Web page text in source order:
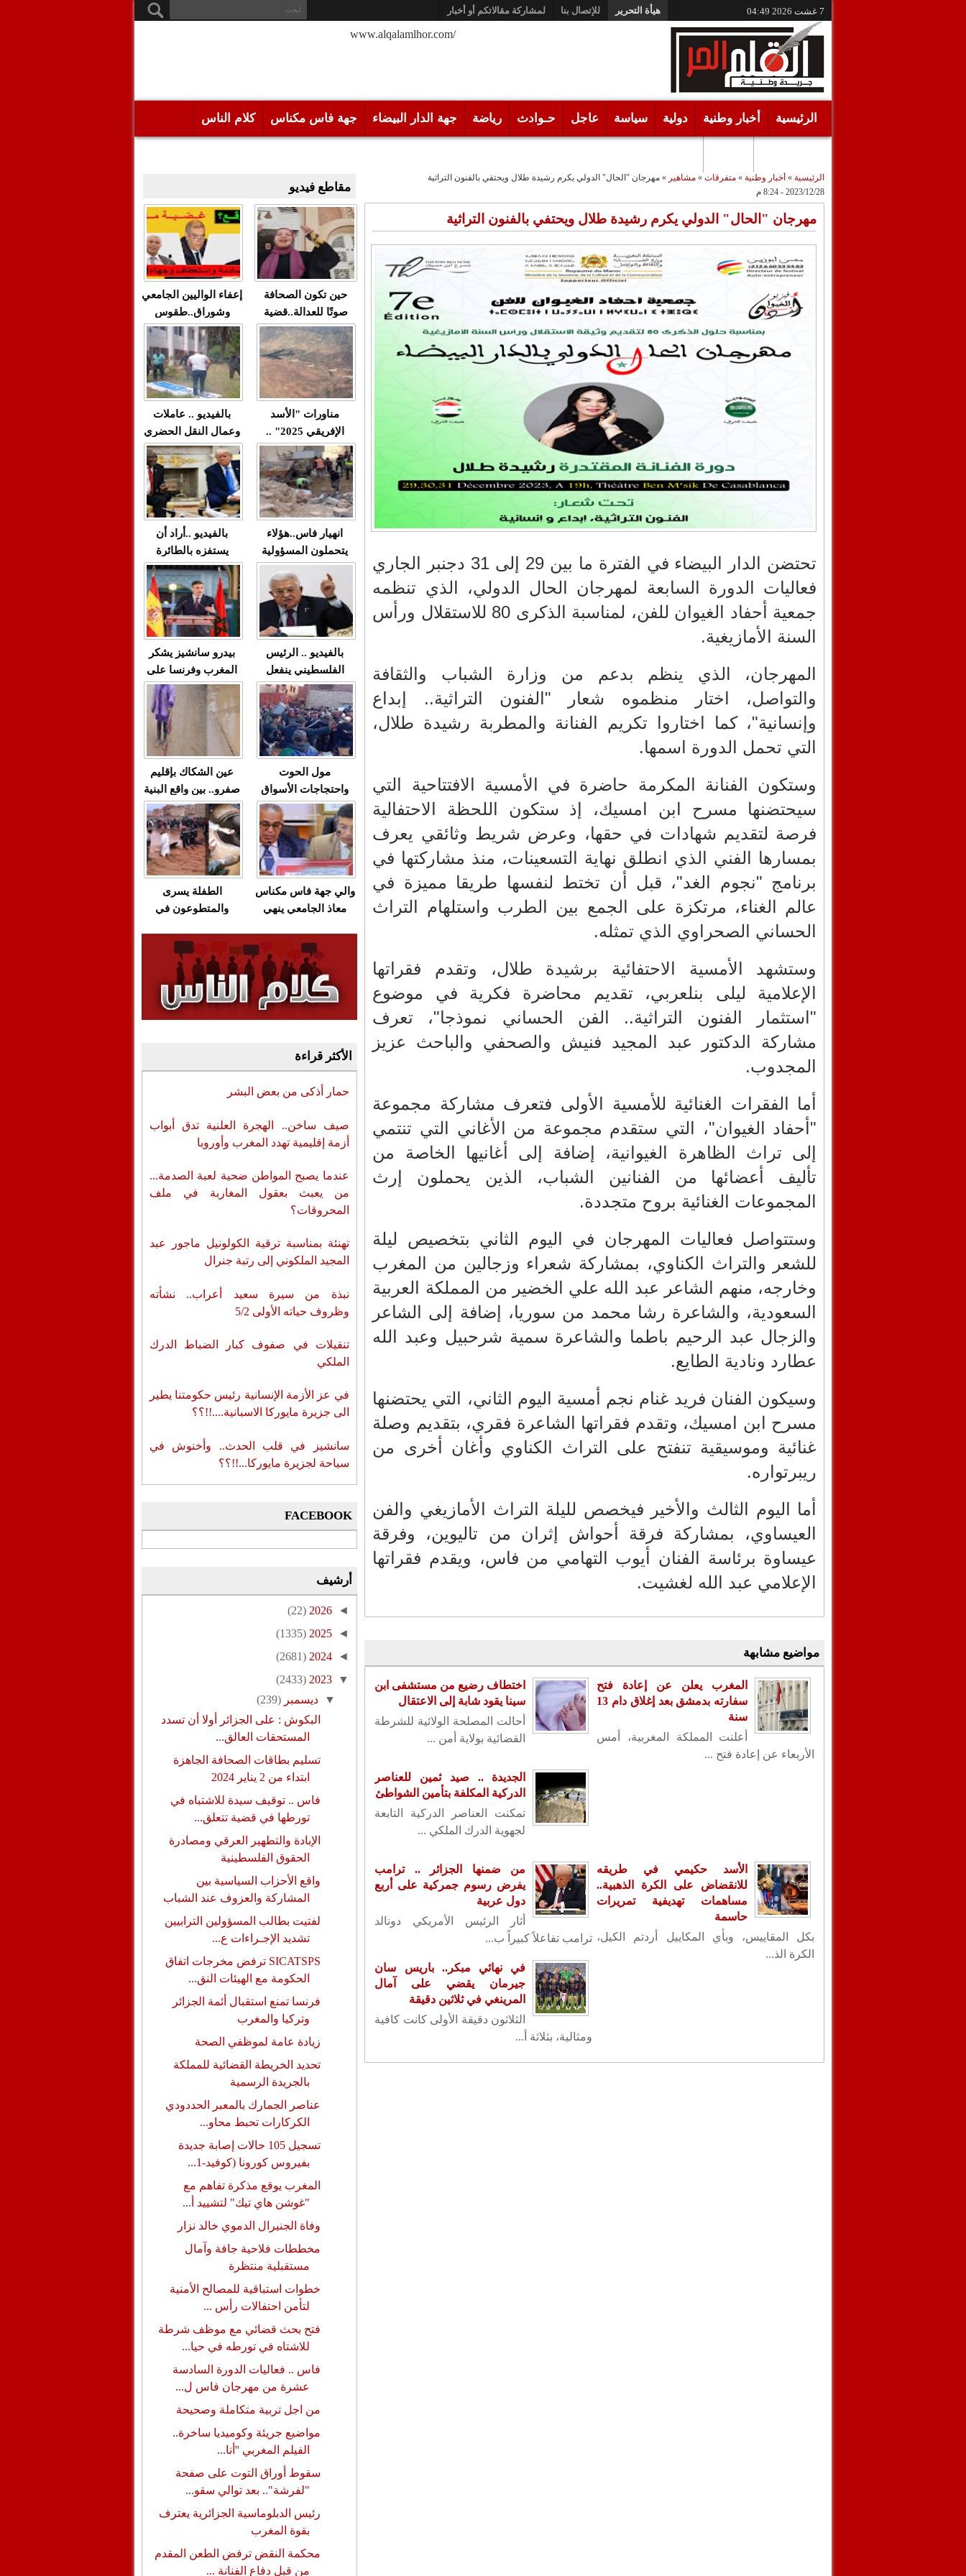
7 غشت 2026 04:49 هيأة التحرير للإتصال بنا لمشاركة مقالاتكم أو أخبار
/www.alqalamlhor.com
الرئيسية أخبار وطنية دولية سياسة عاجل حـوادث رياضة جهة الدار البيضاء جهة فاس مكناس كلام الناس
الرئيسية » أخبار وطنية» متفرقات» مشاهير » مهرجان "الحال" الدولي يكرم رشيدة طلال ويحتفي بالفنون التراثية
2023/12/28 - 8:24 م
مهرجان "الحال" الدولي يكرم رشيدة طلال ويحتفي بالفنون التراثية
تحتضن الدار البيضاء في الفترة ما بين 29 إلى 31 دجنبر الجاري
فعاليات الدورة السابعة لمهرجان الحال الدولي، الذي تنظمه
جمعية أحفاد الغيوان للفن، لمناسبة الذكرى 80 للاستقلال ورأس
السنة الأمازيغية.
المهرجان، الذي ينظم بدعم من وزارة الشباب والثقافة
والتواصل، اختار منظموه شعار "الفنون التراثية.. إبداع
وإنسانية"، كما اختاروا تكريم الفنانة والمطربة رشيدة طلال،
التي تحمل الدورة اسمها.
وستكون الفنانة المكرمة حاضرة في الأمسية الافتتاحية التي
سيحتضنها مسرح ابن امسيك، إذ ستكون اللحظة الاحتفالية
فرصة لتقديم شهادات في حقها، وعرض شريط وثائقي يعرف
بمسارها الفني الذي انطلق نهاية التسعينات، منذ مشاركتها في
برنامج "نجوم الغد"، قبل أن تختط لنفسها طريقا مميزة في
عالم الغناء، مرتكزة على الجمع بين الطرب واستلهام التراث
الحساني الصحراوي الذي تمثله.
وستشهد الأمسية الاحتفائية برشيدة طلال، وتقدم فقراتها
الإعلامية ليلى بنلعربي، تقديم محاضرة فكرية في موضوع
"استثمار الفنون التراثية.. الفن الحساني نموذجا"، تعرف
مشاركة الدكتور عبد المجيد فنيش والصحفي والباحث عزيز
المجدوب.
أما الفقرات الغنائية للأمسية الأولى فتعرف مشاركة مجموعة
"أحفاد الغيوان"، التي ستقدم مجموعة من الأغاني التي تنتمي
إلى تراث الظاهرة الغيوانية، إضافة إلى أغانيها الخاصة من
تأليف أعضائها من الفنانين الشباب، الذين يحملون إرث
المجموعات الغنائية بروح متجددة.
وستتواصل فعاليات المهرجان في اليوم الثاني بتخصيص ليلة
للشعر والتراث الكناوي، بمشاركة شعراء وزجالين من المغرب
وخارجه، منهم الشاعر عبد الله علي الخضير من المملكة العربية
السعودية، والشاعرة رشا محمد من سوريا، إضافة إلى الشاعر
والزجال عبد الرحيم باطما والشاعرة سمية شرحبيل وعبد الله
عطارد ونادية الطايع.
وسيكون الفنان فريد غنام نجم أمسية اليوم الثاني، التي يحتضنها
مسرح ابن امسيك، وتقدم فقراتها الشاعرة فقري، بتقديم وصلة
غنائية وموسيقية تنفتح على التراث الكناوي وأغان أخرى من
ريبرتواره.
أما اليوم الثالث والأخير فيخصص لليلة التراث الأمازيغي والفن
العيساوي، بمشاركة فرقة أحواش إثران من تاليوين، وفرقة
عيساوة برئاسة الفنان أيوب التهامي من فاس، ويقدم فقراتها
الإعلامي عبد الله لغشيت.
مواضيع مشابهة
المغرب يعلن عن إعادة فتح
سفارته بدمشق بعد إغلاق دام 13
سنة
أعلنت المملكة المغربية، أمس
الأربعاء عن إعادة فتح ...
اختطاف رضيع من مستشفى ابن
سينا يقود شابة إلى الاعتقال
أحالت المصلحة الولائية للشرطة
القضائية بولاية أمن ...
الجديدة .. صيد ثمين للعناصر
الدركية المكلفة بتأمين الشواطئ
تمكنت العناصر الدركية التابعة
لجهوية الدرك الملكي ...
الأسد حكيمي في طريقه
للانقضاض على الكرة الذهبية..
مساهمات تهديفية تمريرات
حاسمة
بكل المقاييس، وبأي المكاييل أردتم الكيل،
الكرة الذ...
من ضمنها الجزائر .. ترامب
يفرض رسوم جمركية على أربع
دول عربية
أثار الرئيس الأمريكي دونالد
ترامب تفاعلاً كبيراً ب...
في نهائي مبكر.. باريس سان
جيرمان يقضي على آمال
المرينغي في ثلاثين دقيقة
الثلاثون دقيقة الأولى كانت كافية
ومثالية، بثلاثة أ...
مقاطع فيديو
حين تكون الصحافة
صوتًا للعدالة..قضية
"مولات 88 غرزة"
مثالا(فيديو)
متابعة حميد طولست
في زمن تزداد فيه
حالات العنف ضد
النساء ويغيب فيه أحيانًا
صدى العدالة في
ردهات الم...
إعفاء الواليين الجامعي
وشوراق..طقوس
صادمة وملتمس
"الوجهاء"؟/ صمت
وزارة الداخلية؟/أين
الوزير التوفيق؟(فيديو)
بالفيديو .. عاملات
وعمال النقل الحضري
بفاس يعبرون عن
ارتياحهم بعد إنهاء عقد
شركة "سيتي باص"
مناورات "الأسد
الإفريقي 2025" ..
شاهد القاذفة النووية
في تدريب مع ثماني
مقاتلات من نوع F-16
تابعة للقوات الجوية
الملكية المغربية
بالفيديو ..أراد أن
يستفزه بالطائرة
القطرية لكن ترامب
فضحه أمام العالم
بالحجة والدليل
انهيار فاس..هؤلاء
يتحملون المسؤولية
ومآسي العمارات
العشوائية مفتوحة
بيدرو سانشيز يشكر
المغرب وفرنسا على
استعادة الكهرباء عقب
انقطاعه في شبه
الجزيرة الإيبيرية
بالفيديو .. الرئيس
الفلسطيني ينفعل
ويهاجم حماس بألفاظ
قاسية على الهواء
عين الشكاك بإقليم
صفرو.. بين واقع البنية
التحتية المهترئة
والحملات الانتخابية
المبكرة(فيديو)
مول الحوت
واحتجاجات الأسواق
الأسبوعية/الاحتقان
الصامت والتراشق
بـ"الصناديق"/أخنوش
يرد بالصمت المريب
الطفلة يسرى
والمتطوعون في
وقنوات صرف صحي
تقتل والمحاسبة يجب
أن تطال المسؤولين
والي جهة فاس مكناس
معاذ الجامعي ينهي
والعمال مع شركة
سيتي باص + وثيقة
وفيديو
الأكثر قراءة
حمار أذكى من بعض البشر
صيف ساخن.. الهجرة العلنية تدق أبواب
أزمة إقليمية تهدد المغرب وأوروبا
عندما يصبح المواطن ضحية لعبة الصدمة...
من يعبث بعقول المغاربة في ملف
المحروقات؟
تهنئة بمناسبة ترقية الكولونيل ماجور عبد
المجيد الملكوني إلى رتبة جنرال
نبذة من سيرة سعيد أعراب.. نشأته
وظروف حياته الأولى 5/2
تنقيلات في صفوف كبار الضباط الدرك
الملكي
في عز الأزمة الإنسانية رئيس حكومتنا يطير
الى جزيرة مايوركا الاسبانية....!!؟؟
سانشيز في قلب الحدث.. وأخنوش في
سياحة لجزيرة مايوركا...!!؟؟
FACEBOOK
أرشيف
◄
2026
(22)
◄
2025
(1335)
◄
2024
(2681)
▼
2023
(2433)
▼ديسمبر(239)
البكوش : على الجزائر أولا أن تسدد
المستحقات العالق...
تسليم بطاقات الصحافة الجاهزة
ابتداء من 2 يناير 2024
فاس .. توقيف سيدة للاشتباه في
تورطها في قضية تتعلق...
الإبادة والتطهير العرقي ومصادرة
الحقوق الفلسطينية
واقع الأحزاب السياسية بين
المشاركة والعزوف عند الشباب
لفتيت بطالب المسؤولين الترابيين
تشديد الإجـراءات ع...
SICATSPS ترفض مخرجات اتفاق
الحكومة مع الهيئات النق...
فرنسا تمنع استقبال أئمة الجزائر
وتركيا والمغرب
زيادة عامة لموظفي الصحة
تحديد الخريطة القضائية للمملكة
بالجريدة الرسمية
عناصر الجمارك بالمعبر الحددودي
الكركارات تحبط محاو...
تسجيل 105 حالات إصابة جديدة
بفيروس كورونا (كوفيد-1...
المغرب يوقع مذكرة تفاهم مع
"غوشن هاي تيك" لتشييد أ...
وفاة الجنيرال الدموي خالد نزار
مخططات فلاحية جافة وآمال
مستقبلية منتظرة
خطوات استباقية للمصالح الأمنية
لتأمن احتفالات رأس ...
فتح بحث قضائي مع موظف شرطة
للاشتاه في تورطه في حيا...
فاس .. فعاليات الدورة السادسة
عشرة من مهرجان فاس ل...
من اجل تربية متكاملة وصحيحة
مواضيع جريئة وكوميديا ساخرة..
الفيلم المغربي ''أنا...
سقوط أوراق التوت على صفحة
"لفرشة".. بعد توالي سقو...
رئيس الدبلوماسية الجزائرية يعترف
بقوة المغرب
محكمة النقض ترفض الطعن المقدم
من قبل دفاع الفنانة ...